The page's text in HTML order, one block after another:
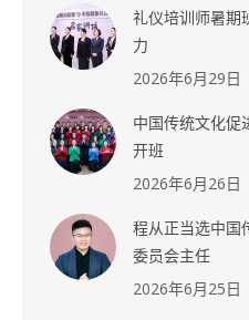
礼仪培训师暑期
力
2026年6月29日
中国传统文化促
开班
2026年6月26日
程从正当选中国
委员会主任
2026年6月25日